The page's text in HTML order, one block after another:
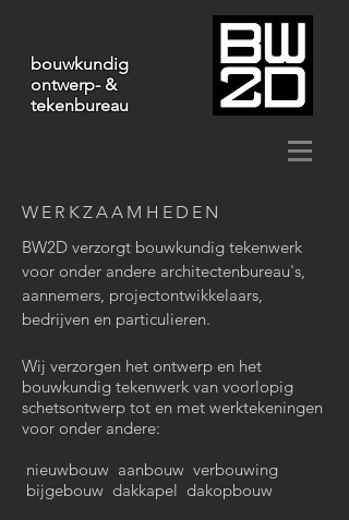
bouwkundig
ontwerp- &
tekenbureau
WERKZAAMHEDEN
BW2D verzorgt bouwkundig tekenwerk
voor onder andere architectenbureau's,
aannemers, projectontwikkelaars,
bedrijven en particulieren.
Wij verzorgen het ontwerp en het
bouwkundig tekenwerk van voorlopig
schetsontwerp tot en met werktekeningen
voor onder andere:
nieuwbouw aanbouw verbouwing
bijgebouw dakkapel dakopbouw